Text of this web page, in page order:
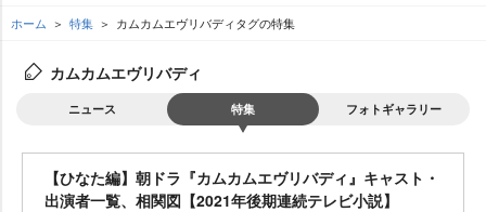
ホーム 特集 カムカムエヴリバディタグの特集
カムカムエヴリバディ
ニュース 特集 フォトギャラリー
【ひなた編】朝ドラ『カムカムエヴリバディ』キャスト・
出演者一覧、相関図【2021年後期連続テレビ小説】